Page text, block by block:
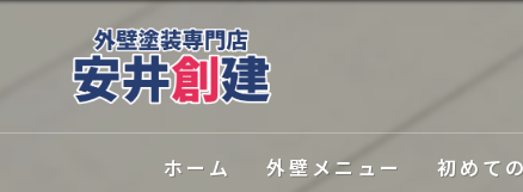
ホーム 外壁メニュー 初めて